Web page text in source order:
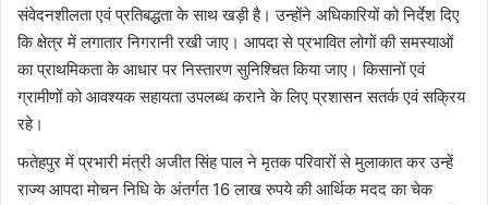
संवेदनशीलता एवं प्रतिबद्धता के साथ खड़ी है। उन्होंने अधिकारियों को निर्देश दिए
कि क्षेत्र में लगातार निगरानी रखी जाए। आपदा से प्रभावित लोगों की समस्याओं
का प्राथमिकता के आधार पर निस्तारण सुनिश्चित किया जाए। किसानों एवं
ग्रामीणों को आवश्यक सहायता उपलब्ध कराने के लिए प्रशासन सतर्क एवं सक्रिय
रहे।
फतेहपुर में प्रभारी मंत्री अजीत सिंह पाल ने मृतक परिवारों से मुलाकात कर उन्हें
राज्य आपदा मोचन निधि के अंतर्गत 16 लाख रुपये की आर्थिक मदद का चेक